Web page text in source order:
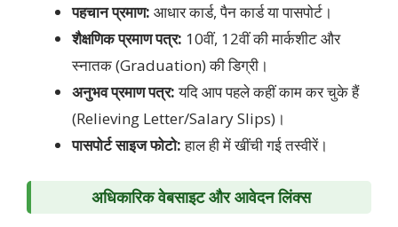
पहचान प्रमाण: आधार कार्ड, पैन कार्ड या पासपोर्ट।
शैक्षणिक प्रमाण पत्र: 10वीं, 12वीं की मार्कशीट और
स्नातक (Graduation) की डिग्री।
अनुभव प्रमाण पत्र:यदि आप पहले कहीं काम कर चुके हैं
(Relieving Letter/Salary Slips)।
पासपोर्ट साइज फोटो:हाल ही में खींची गई तस्वीरें।
अधिकारिक वेबसाइट और आवेदन लिंक्स